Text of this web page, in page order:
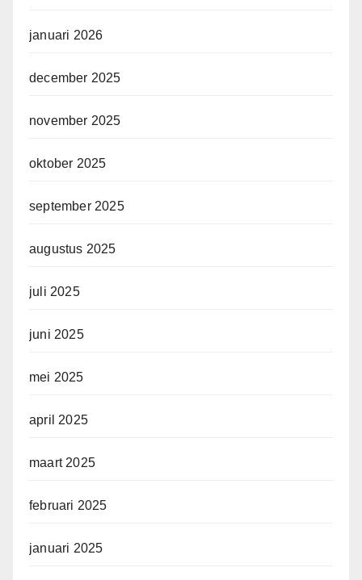
januari 2026
december 2025
november 2025
oktober 2025
september 2025
augustus 2025
juli 2025
juni 2025
mei 2025
april 2025
maart 2025
februari 2025
januari 2025